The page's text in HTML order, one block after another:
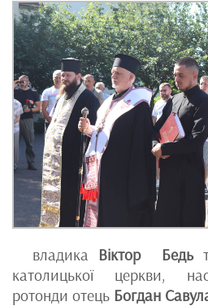
владика Віктор Бедь
католицької церкви,
ротонди отець Богдан